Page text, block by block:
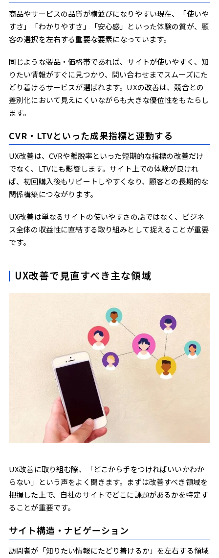
商品やサービスの品質が横並びになりやすい現在、「使いや
すさ」「わかりやすさ」「安心感」といった体験の質が、顧
客の選択を左右する重要な要素になっています。
同じような製品・価格帯であれば、サイトが使いやすく、知
りたい情報がすぐに見つかり、問い合わせまでスムーズにた
どり着けるサービスが選ばれます。UXの改善は、競合との
差別化において見えにくいながらも大きな優位性をもたらし
ます。
CVR・LTVといった成果指標と連動する
UX改善は、CVRや離脱率といった短期的な指標の改善だけ
でなく、LTVにも影響します。サイト上での体験が良けれ
ば、初回購入後もリピートしやすくなり、顧客との長期的な
関係構築につながります。
UX改善は単なるサイトの使いやすさの話ではなく、ビジネ
ス全体の収益性に直結する取り組みとして捉えることが重要
です。
UX改善で見直すべき主な領域
UX改善に取り組む際、「どこから手をつければいいかわか
らない」という声をよく聞きます。まずは改善すべき領域を
把握した上で、自社のサイトでどこに課題があるかを特定す
ることが重要です。
サイト構造・ナビゲーション
訪問者が「知りたい情報にたどり着けるか」を左右する領域